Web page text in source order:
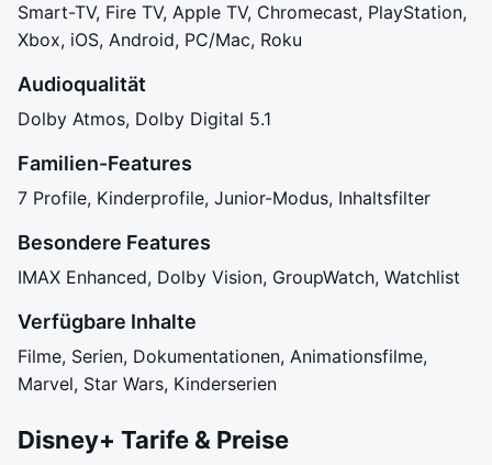
Smart-TV, Fire TV, Apple TV, Chromecast, PlayStation,
Xbox, iOS, Android, PC/Mac, Roku
Audioqualität
Dolby Atmos, Dolby Digital 5.1
Familien-Features
7 Profile, Kinderprofile, Junior-Modus, Inhaltsfilter
Besondere Features
IMAX Enhanced, Dolby Vision, GroupWatch, Watchlist
Verfügbare Inhalte
Filme, Serien, Dokumentationen, Animationsfilme,
Marvel, Star Wars, Kinderserien
Disney+ Tarife & Preise